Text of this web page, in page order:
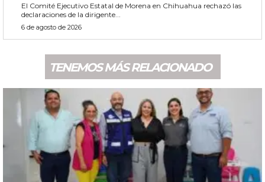
El Comité Ejecutivo Estatal de Morena en Chihuahua rechazó las
declaraciones de la dirigente...
6 de agosto de 2026
TENEMOS MÁS RELACIONADO